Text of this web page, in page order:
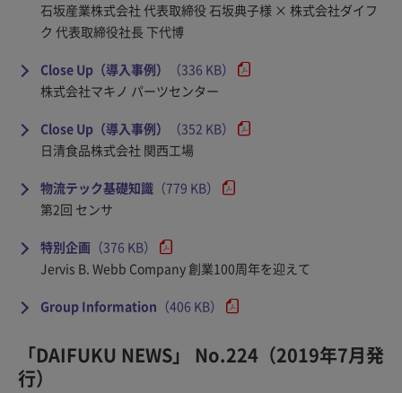
石坂産業株式会社 代表取締役 石坂典子様 × 株式会社ダイフ
ク 代表取締役社長 下代博
Close Up（導入事例）
（336 KB）
株式会社マキノ パーツセンター
Close Up（導入事例）
（352 KB）
日清食品株式会社 関西工場
物流テック基礎知識 （779 KB）
第2回 センサ
特別企画 （376 KB）
Jervis B. Webb Company 創業100周年を迎えて
Group Information （406 KB）
「DAIFUKU NEWS」 No.224（2019年7月発
行）